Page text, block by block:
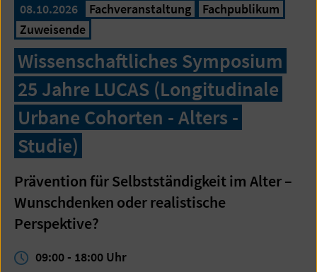
08.10.2026 Fachveranstaltung
Fachpublikum
Zuweisende
Wissenschaftliches Symposium
25 Jahre LUCAS (Longitudinale
Urbane Cohorten - Alters -
Studie)
Prävention für Selbstständigkeit im Alter –
Wunschdenken oder realistische
Perspektive?
09:00 - 18:00 Uhr